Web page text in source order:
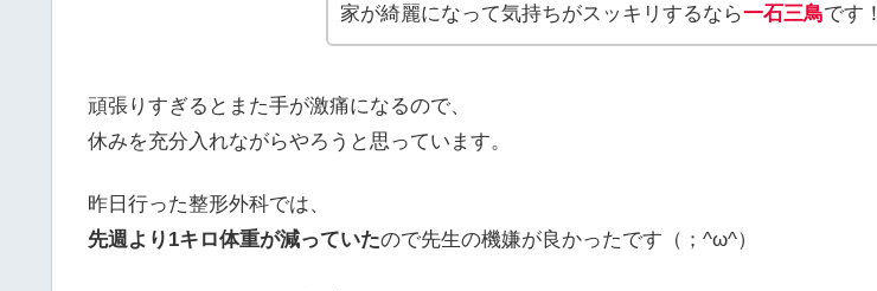
家が綺麗になって気持ちがスッキリするなら一石三鳥です！
頑張りすぎるとまた手が激痛になるので、
休みを充分入れながらやろうと思っています。
昨日行った整形外科では、
先週より1キロ体重が減っていたので先生の機嫌が良かったです（；^ω^）